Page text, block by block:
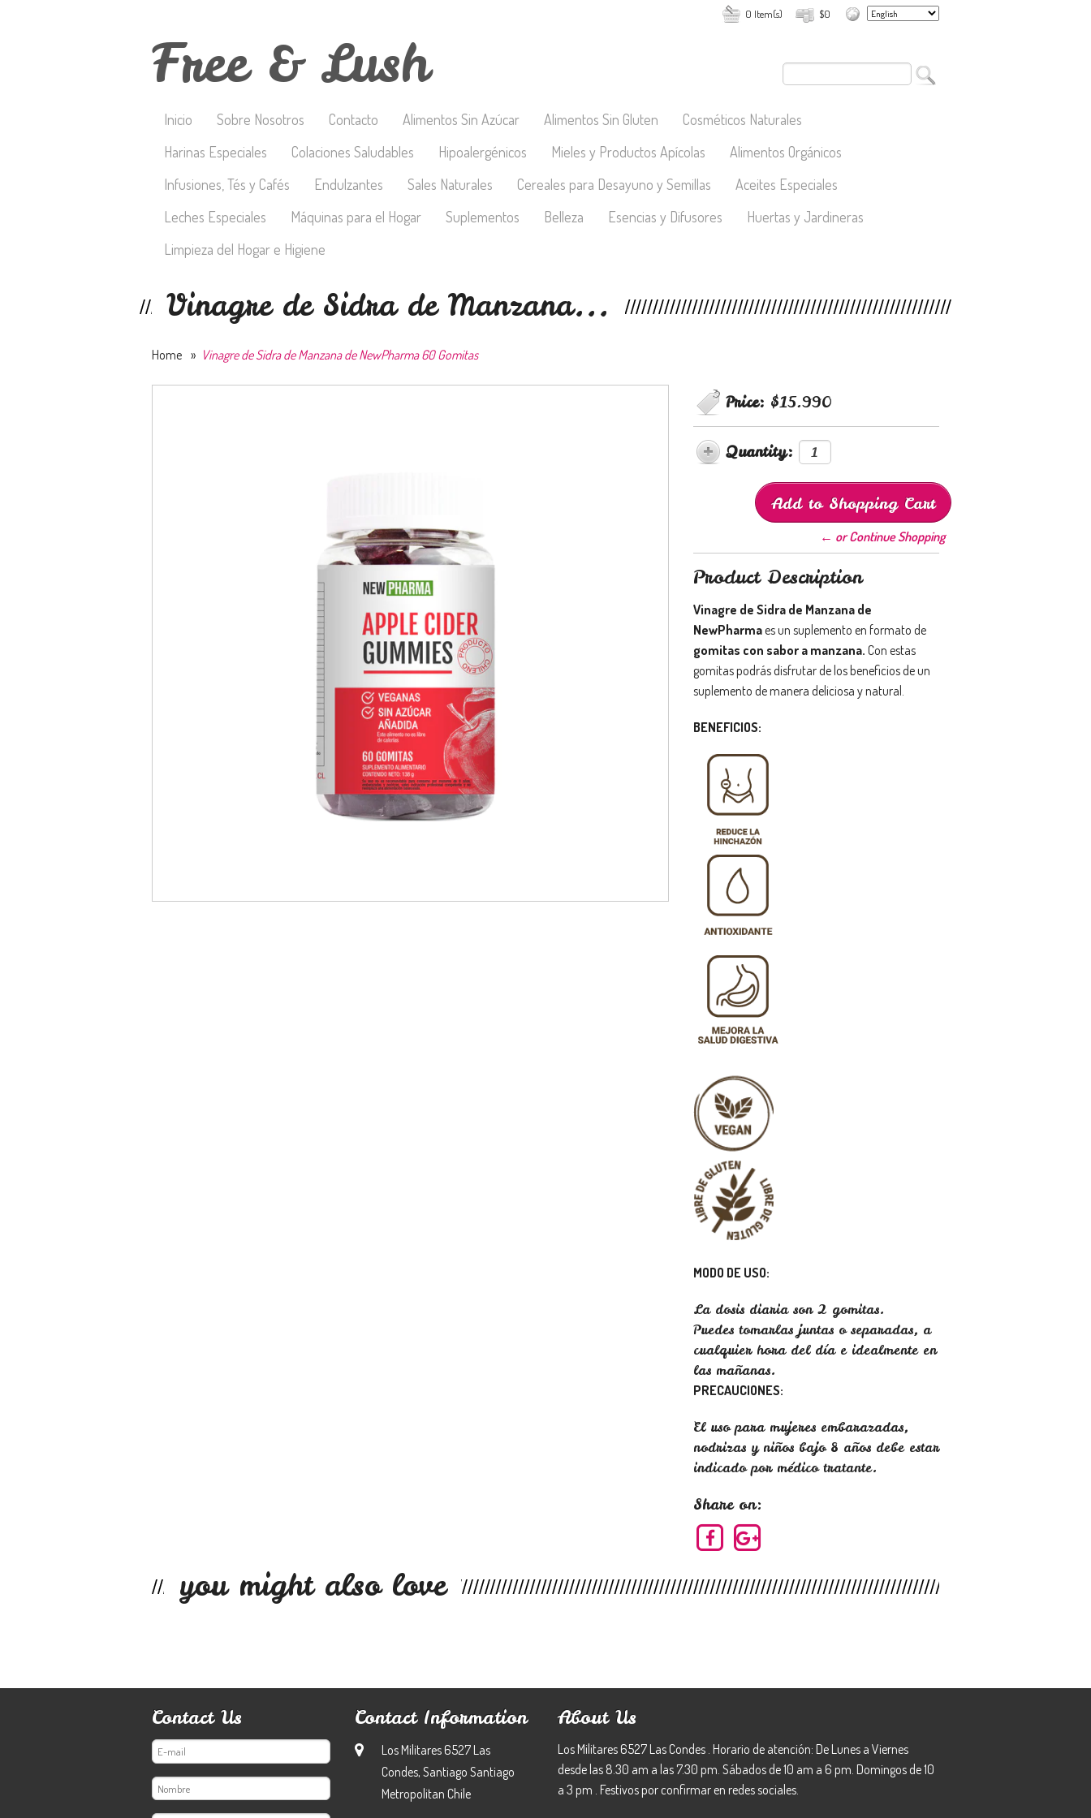
$0
0 Item(s)
Free & Lush
Inicio Sobre Nosotros Contacto Alimentos Sin Azúcar Alimentos Sin Gluten
Cosméticos Naturales
Harinas Especiales
Colaciones Saludables Hipoalergénicos Mieles y Productos Apícolas
Alimentos Orgánicos
Infusiones, Tés y Cafés
Endulzantes Sales Naturales Cereales para Desayuno y Semillas
Aceites Especiales
Leches Especiales
Máquinas para el Hogar Suplementos Belleza Esencias y Difusores
Huertas y Jardineras
Limpieza del Hogar e Higiene
Vinagre de Sidra de Manzana...
Home » Vinagre de Sidra de Manzana de NewPharma 60 Gomitas
Price: $15.990
Quantity:
← or Continue Shopping
Product Description
Vinagre de Sidra de Manzana de
NewPharmaes un suplemento en formato de
gomitas con sabor a manzana. Con estas
gomitas podrás disfrutar de los beneficios de un
suplemento de manera deliciosa y natural.
BENEFICIOS:
MODO DE USO:
La dosis diaria son 2 gomitas.
Puedes tomarlas juntas o separadas, a
cualquier hora del día e idealmente en
las mañanas.
PRECAUCIONES:
El uso para mujeres embarazadas,
nodrizas y niños bajo 8 años debe estar
indicado por médico tratante.
Share on:
you might also love
Contact Us Contact Information
Los Militares 6527 Las
Condes, Santiago Santiago
Metropolitan Chile
About Us
Los Militares 6527 Las Condes . Horario de atención: De Lunes a Viernes
desde las 8.30 am a las 7.30 pm. Sábados de 10 am a 6 pm. Domingos de 10
a 3 pm . Festivos por confirmar en redes sociales.